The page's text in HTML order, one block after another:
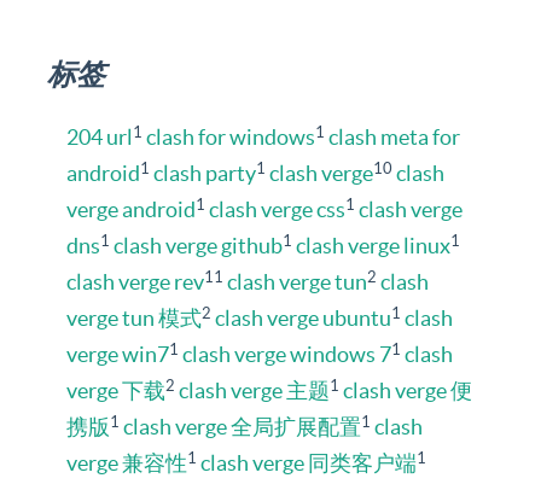
标签
204 url 1 clash for windows1 clash meta for
android1 clash party1 clash verge10 clash
verge android1 clash verge css1 clash verge
dns1 clash verge github1 clash verge linux1
clash verge rev11 clash verge tun2 clash
verge tun 模式2 clash verge ubuntu1 clash
verge win71 clash verge windows 71 clash
verge 下载2 clash verge 主题1 clash verge 便
携版 1 clash verge 全局扩展配置1 clash
verge 兼容性1 clash verge 同类客户端1